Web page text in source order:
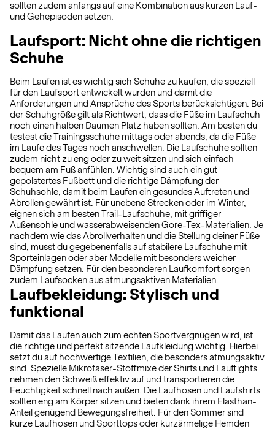
sollten zudem anfangs auf eine Kombination aus kurzen Lauf-
und Gehepisoden setzen.
Laufsport: Nicht ohne die richtigen
Schuhe
Beim Laufen ist es wichtig sich Schuhe zu kaufen, die speziell
für den Laufsport entwickelt wurden und damit die
Anforderungen und Ansprüche des Sports berücksichtigen. Bei
der Schuhgröße gilt als Richtwert, dass die Füße im Laufschuh
noch einen halben Daumen Platz haben sollten. Am besten du
testest die Trainingsschuhe mittags oder abends, da die Füße
im Laufe des Tages noch anschwellen. Die Laufschuhe sollten
zudem nicht zu eng oder zu weit sitzen und sich einfach
bequem am Fuß anfühlen. Wichtig sind auch ein gut
gepolstertes Fußbett und die richtige Dämpfung der
Schuhsohle, damit beim Laufen ein gesundes Auftreten und
Abrollen gewährt ist. Für unebene Strecken oder im Winter,
eignen sich am besten Trail-Laufschuhe, mit griffiger
Außensohle und wasserabweisenden Gore-Tex-Materialien. Je
nachdem wie das Abrollverhalten und die Stellung deiner Füße
sind, musst du gegebenenfalls auf stabilere Laufschuhe mit
Sporteinlagen oder aber Modelle mit besonders weicher
Dämpfung setzen. Für den besonderen Laufkomfort sorgen
zudem Laufsocken aus atmungsaktiven Materialien.
Laufbekleidung: Stylisch und
funktional
Damit das Laufen auch zum echten Sportvergnügen wird, ist
die richtige und perfekt sitzende Laufkleidung wichtig. Hierbei
setzt du auf hochwertige Textilien, die besonders atmungsaktiv
sind. Spezielle Mikrofaser-Stoffmixe der Shirts und Lauftights
nehmen den Schweiß effektiv auf und transportieren die
Feuchtigkeit schnell nach außen. Die Laufhosen und Laufshirts
sollten eng am Körper sitzen und bieten dank ihrem Elasthan-
Anteil genügend Bewegungsfreiheit. Für den Sommer sind
kurze Laufhosen und Sporttops oder kurzärmelige Hemden